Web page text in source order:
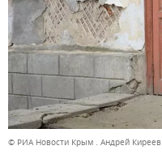
© РИА Новости Крым . Андрей Киреев